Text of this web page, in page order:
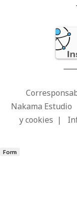
Nakama Estudio
y cookies |
Form